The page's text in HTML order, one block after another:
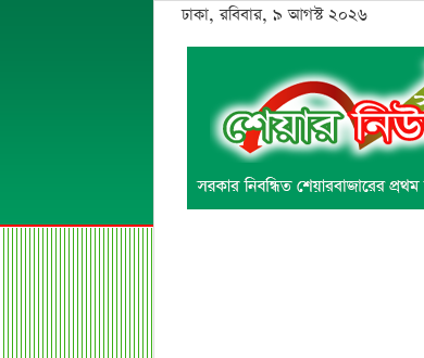
ঢাকা, রবিবার, ৯ আগস্ট ২০২৬